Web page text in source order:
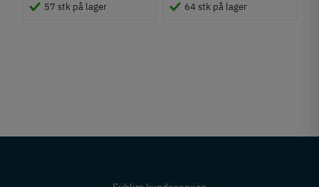
57 stk på lager 64 stk på lager